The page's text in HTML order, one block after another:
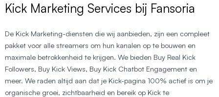
Kick Marketing Services bij Fansoria
De Kick Marketing-diensten die wij aanbieden, zijn een compleet
pakket voor alle streamers om hun kanalen op te bouwen en
maximale betrokkenheid te krijgen. We bieden Buy Real Kick
Followers, Buy Kick Views, Buy Kick Chatbot Engagement en
meer. We raden altijd aan dat je Kick-pagina 100% actief is om je
organische groei, zichtbaarheid en bereik op Kick te